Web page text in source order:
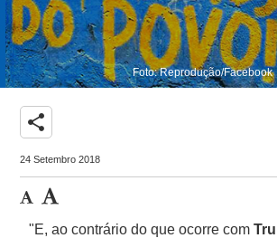
Foto: Reprodução/Facebook
share
24 Setembro 2018
"E, ao contrário do que ocorre com